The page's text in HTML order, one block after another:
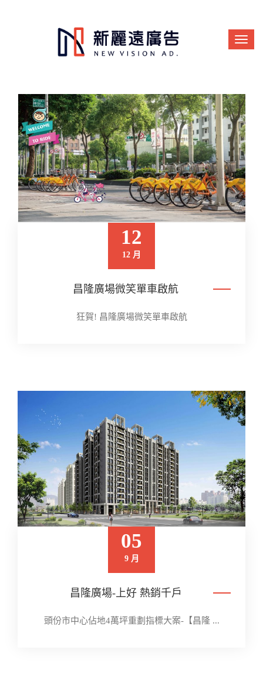
12
12 月
昌隆廣場微笑單車啟航
狂賀! 昌隆廣場微笑單車啟航
05
9 月
昌隆廣場-上好 熱銷千戶
頭份市中心佔地4萬坪重劃指標大案-【昌隆 ...